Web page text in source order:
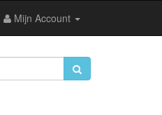
Mijn Account